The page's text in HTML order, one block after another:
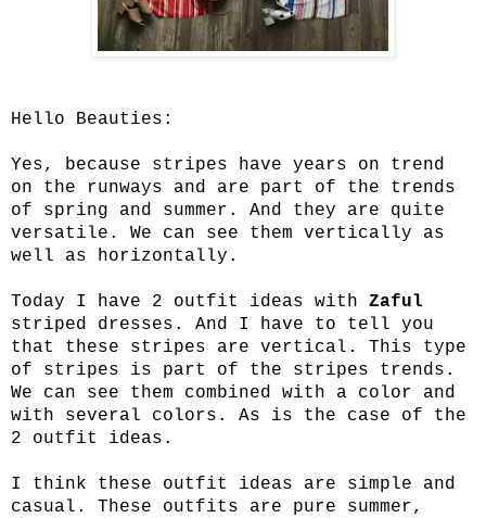
Hello Beauties:
Yes, because stripes have years on trend
on the runways and are part of the trends
of spring and summer. And they are quite
versatile. We can see them vertically as
well as horizontally.
Today I have 2 outfit ideas with Zaful
striped dresses. And I have to tell you
that these stripes are vertical. This type
of stripes is part of the stripes trends.
We can see them combined with a color and
with several colors. As is the case of the
2 outfit ideas.
I think these outfit ideas are simple and
casual. These outfits are pure summer,